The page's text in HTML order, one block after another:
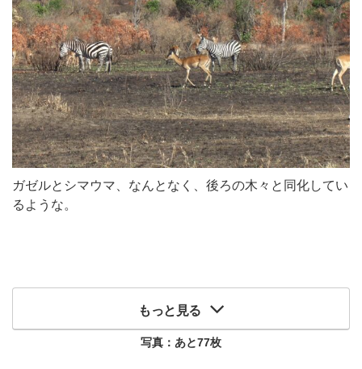
ガゼルとシマウマ、なんとなく、後ろの木々と同化してい
るような。
もっと見る
写真：あと77枚